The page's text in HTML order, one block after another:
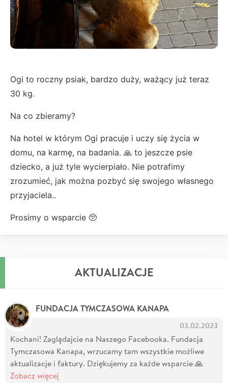
Ogi to roczny psiak, bardzo duży, ważący już teraz
30 kg.
Na co zbieramy?
Na hotel w którym Ogi pracuje i uczy się życia w
domu, na karmę, na badania. 🙏 to jeszcze psie
dziecko, a już tyle wycierpiało. Nie potrafimy
zrozumieć, jak można pozbyć się swojego własnego
przyjaciela..
Prosimy o wsparcie 🥺
AKTUALIZACJE
FUNDACJA TYMCZASOWA KANAPA
03.02.2023
Kochani! Zaglądajcie na Naszego Facebooka. Fundacja
Tymczasowa Kanapa, wrzucamy tam wszystkie możliwe
aktualizacje i faktury. Dziękujemy za każde wsparcie 🙏
Zobacz więcej